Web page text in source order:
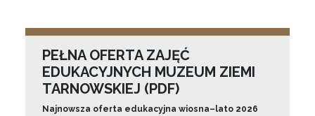
PEŁNA OFERTA ZAJĘĆ
EDUKACYJNYCH MUZEUM ZIEMI
TARNOWSKIEJ (PDF)
Najnowsza oferta edukacyjna wiosna–lato 2026